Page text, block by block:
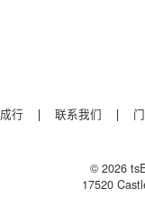
行 | 联系我们 |
© 2026
17520